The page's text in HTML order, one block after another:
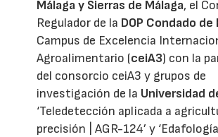
Málaga y Sierras de Málaga, el
Regulador de la DOP Condado de
Campus de Excelencia
Agroalimentario (ceiA3) con la
del consorcio ceiA3 y grupos de
investigación de la Universidad
‘Teledetección aplicada a
precisión | AGR-124’ y